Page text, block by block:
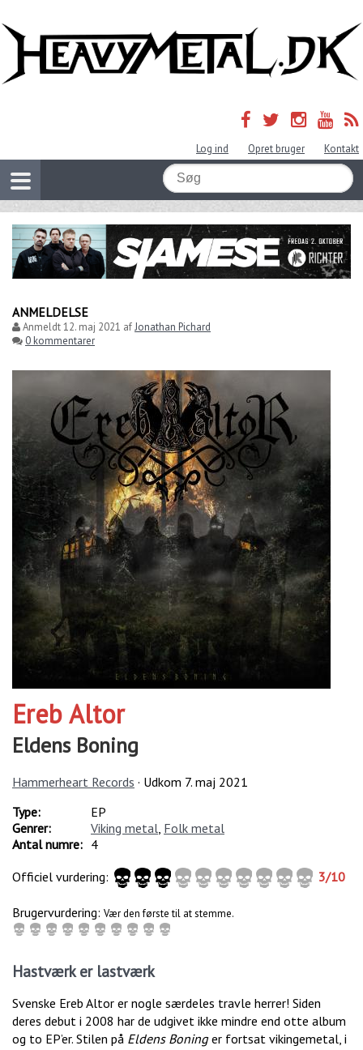
Log ind Opret bruger Kontakt
ANMELDELSE
Anmeldt12. maj 2021 afJonathan Pichard
0 kommentarer
Ereb Altor
Eldens Boning
Hammerheart Records · Udkom 7. maj 2021
Type:
EP
Genrer:
Viking metal Folk metal
Antal numre: 4
Officiel vurdering:
3/10
Brugervurdering: Vær den første til at stemme.
Hastværk er lastværk
Svenske Ereb Altor er nogle særdeles travle herrer! Siden
deres debut i 2008 har de udgivet ikke mindre end otte album
og to EP’er. Stilen på Eldens Boninger fortsat vikingemetal, i